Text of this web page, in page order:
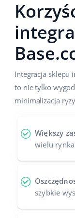
Integracja sklepu
to nie tylko
minimalizacja
Większy
wielu
szybkie